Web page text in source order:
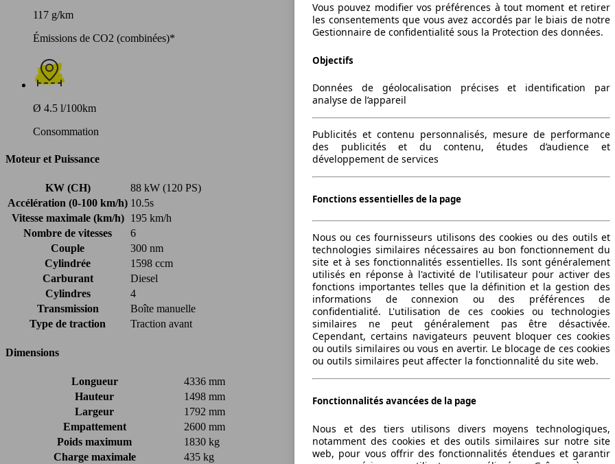
117 g/km
Émissions de CO2 (combinées)*
Ø 4.5 l/100km
Consommation
Moteur et Puissance
KW (CH)
88 kW (120 PS)
Accélération (0-100 km/h) 10.5s
Vitesse maximale (km/h)
195 km/h
Nombre de vitesses
6
Couple
300 nm
Cylindrée
1598 ccm
Carburant
Diesel
Cylindres
4
Transmission
Boîte manuelle
Type de traction
Traction avant
Dimensions
Longueur
4336 mm
Hauteur
1498 mm
Largeur
1792 mm
Empattement
2600 mm
Poids maximum
1830 kg
Charge maximale
435 kg
Vous pouvez modifier vos préférences à tout moment et retirer
les consentements que vous avez accordés par le biais de notre
Gestionnaire de confidentialité sous la Protection des données.
Objectifs
Données de géolocalisation précises et identification par
analyse de l’appareil
Publicités et contenu personnalisés, mesure de performance
des publicités et du contenu, études d’audience et
développement de services
Fonctions essentielles de la page
Nous ou ces fournisseurs utilisons des cookies ou des outils et
technologies similaires nécessaires au bon fonctionnement du
site et à ses fonctionnalités essentielles. Ils sont généralement
utilisés en réponse à l'activité de l'utilisateur pour activer des
fonctions importantes telles que la définition et la gestion des
informations de connexion ou des préférences de
confidentialité. L'utilisation de ces cookies ou technologies
similaires ne peut généralement pas être désactivée.
Cependant, certains navigateurs peuvent bloquer ces cookies
ou outils similaires ou vous en avertir. Le blocage de ces cookies
ou outils similaires peut affecter la fonctionnalité du site web.
Fonctionnalités avancées de la page
Nous et des tiers utilisons divers moyens technologiques,
notamment des cookies et des outils similaires sur notre site
web, pour vous offrir des fonctionnalités étendues et garantir